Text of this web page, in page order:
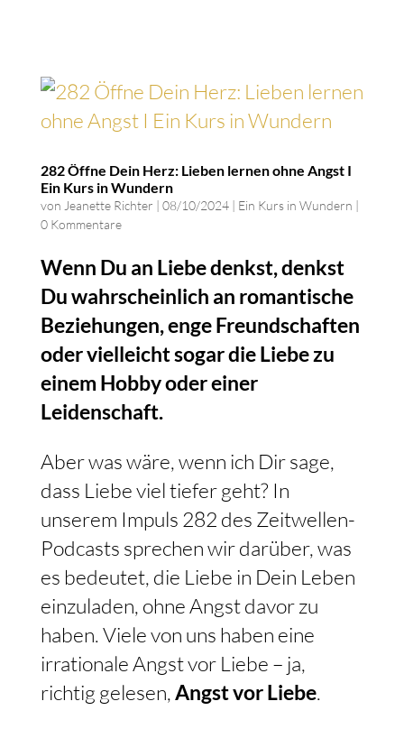
282 Öffne Dein Herz: Lieben lernen ohne Angst I
Ein Kurs in Wundern
von Jeanette Richter | 08/10/2024| Ein Kurs in Wundern |
0 Kommentare
Wenn Du an Liebe denkst, denkst
Du wahrscheinlich an romantische
Beziehungen, enge Freundschaften
oder vielleicht sogar die Liebe zu
einem Hobby oder einer
Leidenschaft.
Aber was wäre, wenn ich Dir sage,
dass Liebe viel tiefer geht? In
unserem Impuls 282 des Zeitwellen-
Podcasts sprechen wir darüber, was
es bedeutet, die Liebe in Dein Leben
einzuladen, ohne Angst davor zu
haben. Viele von uns haben eine
irrationale Angst vor Liebe – ja,
richtig gelesen, Angst vor Liebe.